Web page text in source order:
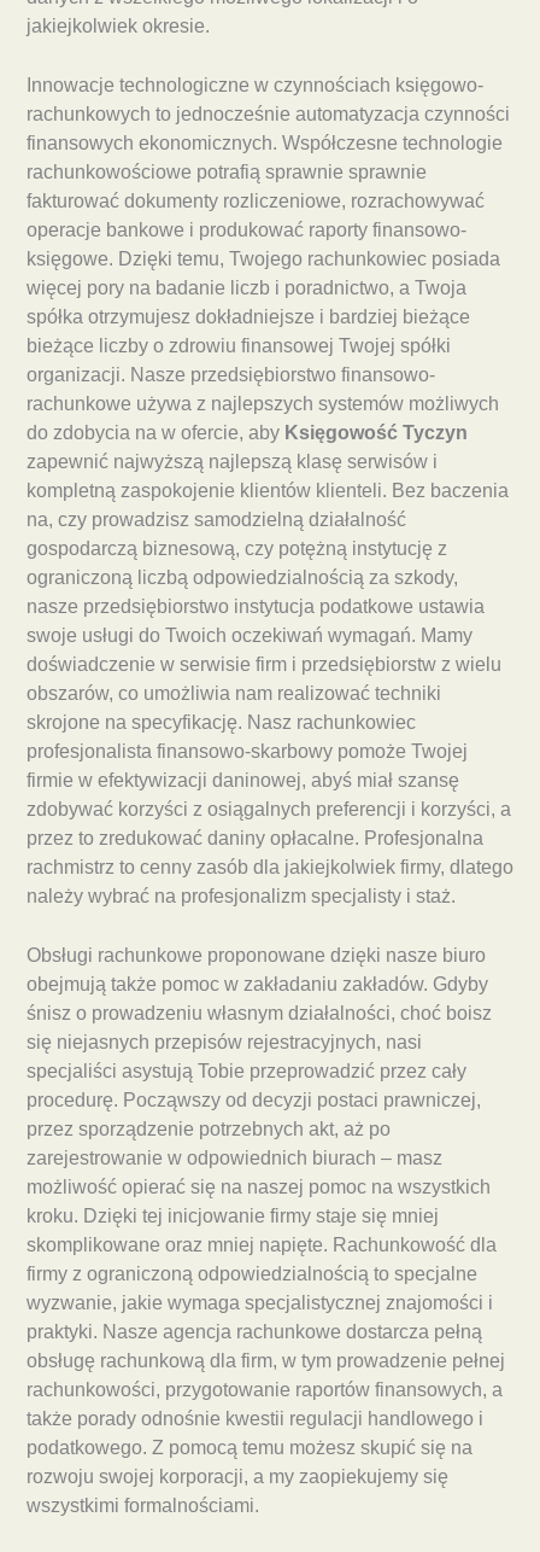
jakiejkolwiek okresie.
Innowacje technologiczne w czynnościach księgowo-
rachunkowych to jednocześnie automatyzacja czynności
finansowych ekonomicznych. Współczesne technologie
rachunkowościowe potrafią sprawnie sprawnie
fakturować dokumenty rozliczeniowe, rozrachowywać
operacje bankowe i produkować raporty finansowo-
księgowe. Dzięki temu, Twojego rachunkowiec posiada
więcej pory na badanie liczb i poradnictwo, a Twoja
spółka otrzymujesz dokładniejsze i bardziej bieżące
bieżące liczby o zdrowiu finansowej Twojej spółki
organizacji. Nasze przedsiębiorstwo finansowo-
rachunkowe używa z najlepszych systemów możliwych
do zdobycia na w ofercie, aby Księgowość Tyczyn
zapewnić najwyższą najlepszą klasę serwisów i
kompletną zaspokojenie klientów klienteli. Bez baczenia
na, czy prowadzisz samodzielną działalność
gospodarczą biznesową, czy potężną instytucję z
ograniczoną liczbą odpowiedzialnością za szkody,
nasze przedsiębiorstwo instytucja podatkowe ustawia
swoje usługi do Twoich oczekiwań wymagań. Mamy
doświadczenie w serwisie firm i przedsiębiorstw z wielu
obszarów, co umożliwia nam realizować techniki
skrojone na specyfikację. Nasz rachunkowiec
profesjonalista finansowo-skarbowy pomoże Twojej
firmie w efektywizacji daninowej, abyś miał szansę
zdobywać korzyści z osiągalnych preferencji i korzyści, a
przez to zredukować daniny opłacalne. Profesjonalna
rachmistrz to cenny zasób dla jakiejkolwiek firmy, dlatego
należy wybrać na profesjonalizm specjalisty i staż.
Obsługi rachunkowe proponowane dzięki nasze biuro
obejmują także pomoc w zakładaniu zakładów. Gdyby
śnisz o prowadzeniu własnym działalności, choć boisz
się niejasnych przepisów rejestracyjnych, nasi
specjaliści asystują Tobie przeprowadzić przez cały
procedurę. Począwszy od decyzji postaci prawniczej,
przez sporządzenie potrzebnych akt, aż po
zarejestrowanie w odpowiednich biurach – masz
możliwość opierać się na naszej pomoc na wszystkich
kroku. Dzięki tej inicjowanie firmy staje się mniej
skomplikowane oraz mniej napięte. Rachunkowość dla
firmy z ograniczoną odpowiedzialnością to specjalne
wyzwanie, jakie wymaga specjalistycznej znajomości i
praktyki. Nasze agencja rachunkowe dostarcza pełną
obsługę rachunkową dla firm, w tym prowadzenie pełnej
rachunkowości, przygotowanie raportów finansowych, a
także porady odnośnie kwestii regulacji handlowego i
podatkowego. Z pomocą temu możesz skupić się na
rozwoju swojej korporacji, a my zaopiekujemy się
wszystkimi formalnościami.